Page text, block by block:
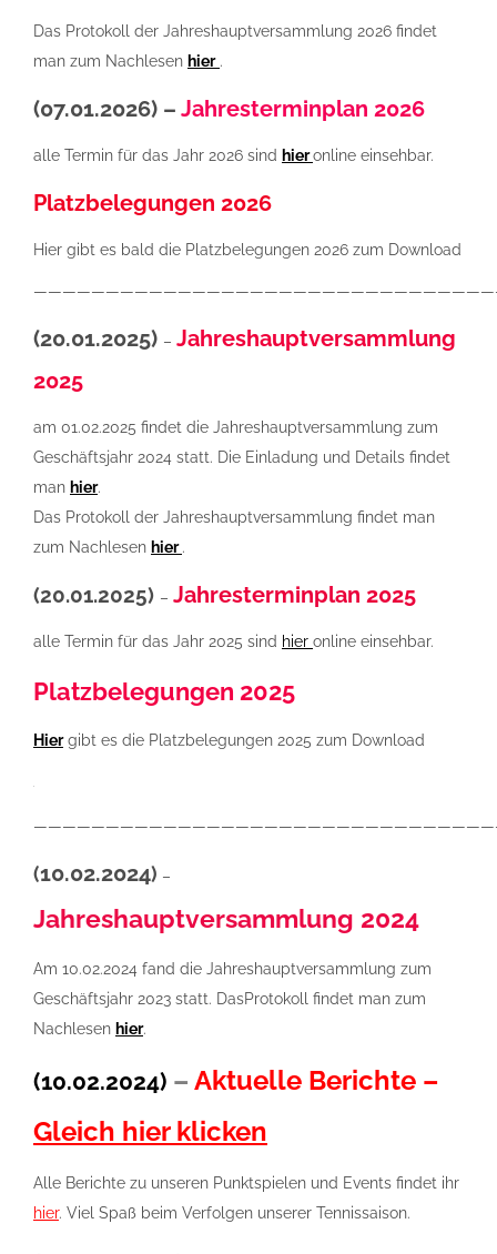
Das Protokoll der Jahreshauptversammlung 2026 findet
man zum Nachlesen hier .
(07.01.2026) – Jahresterminplan 2026
alle Termin für das Jahr 2026 sind hieronline einsehbar.
Platzbelegungen 2026
Hier gibt es bald die Platzbelegungen 2026 zum Download
(20.01.2025) – Jahreshauptversammlung
2025
am 01.02.2025 findet die Jahreshauptversammlung zum
Geschäftsjahr 2024 statt. Die Einladung und Details findet
man hier.
Das Protokoll der Jahreshauptversammlung findet man
zum Nachlesen hier .
(20.01.2025) – Jahresterminplan 2025
alle Termin für das Jahr 2025 sind hier online einsehbar.
Platzbelegungen 2025
Hiergibt es die Platzbelegungen 2025 zum Download
.
(10.02.2024) –
Jahreshauptversammlung 2024
Am 10.02.2024 fand die Jahreshauptversammlung zum
Geschäftsjahr 2023 statt. DasProtokoll findet man zum
Nachlesen hier.
(10.02.2024) – Aktuelle Berichte –
Gleich hier klicken
Alle Berichte zu unseren Punktspielen und Events findet ihr
hier. Viel Spaß beim Verfolgen unserer Tennissaison.